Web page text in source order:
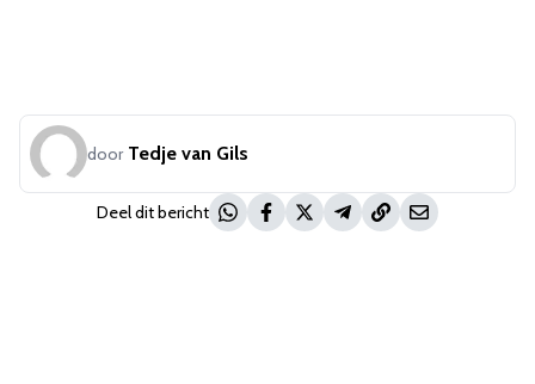
door Tedje van Gils
Deel dit bericht